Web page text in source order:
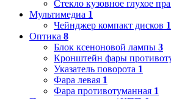
Стекло кузовное глухое
Мультимедиа 1
Чейнджер компакт дисков 1
Оптика 8
Блок ксеноновой лампы 3
Кронштейн фары
Указатель поворота 1
Фара левая 1
Фара противотуманная 1